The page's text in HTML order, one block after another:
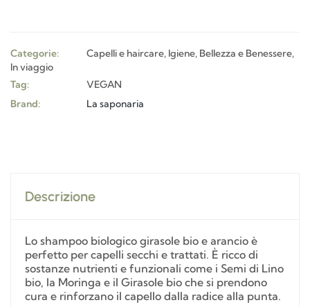
Categorie: Capelli e haircare, Igiene, Bellezza e Benessere,
In viaggio
Tag:
VEGAN
Brand:
La saponaria
Descrizione
Lo shampoo biologico girasole bio e arancio è
perfetto per capelli secchi e trattati. È ricco di
sostanze nutrienti e funzionali come i Semi di Lino
bio, la Moringa e il Girasole bio che si prendono
cura e rinforzano il capello dalla radice alla punta.